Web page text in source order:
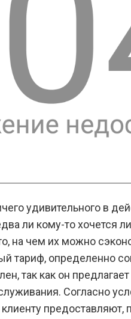
удивительного в
ли кому-то хочется
на чем их можно
тариф, определенно
так как он
Согласно
предоставляют,